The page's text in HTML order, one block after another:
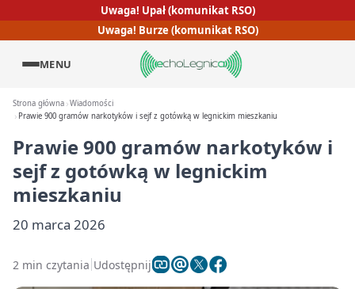
Uwaga! Upał (komunikat RSO)
Uwaga! Burze (komunikat RSO)
MENU
Strona główna Wiadomości
Prawie 900 gramów narkotyków i sejf z gotówką w legnickim mieszkaniu
Prawie 900 gramów narkotyków i
sejf z gotówką w legnickim
mieszkaniu
20 marca 2026
2 min czytania Udostępnij